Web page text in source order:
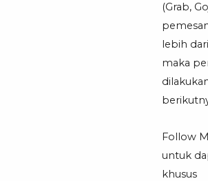
(Grab,
lebih
maka
Follow
untuk
khusus